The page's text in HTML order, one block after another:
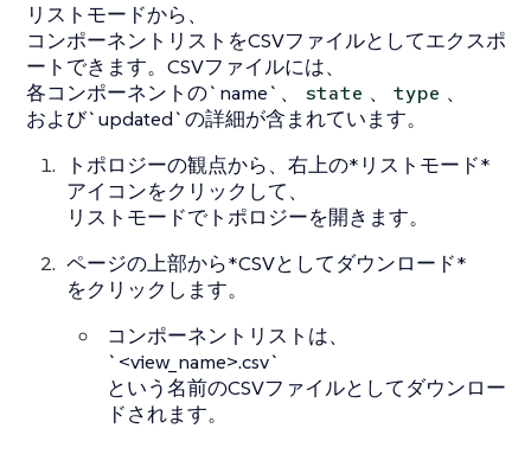
リストモードから、
コンポーネントリストをCSVファイルとしてエクスポ
ートできます。CSVファイルには、
各コンポーネントの`name`、
state 、 type 、
および`updated`の詳細が含まれています。
トポロジーの観点から、右上の*リストモード*
アイコンをクリックして、
リストモードでトポロジーを開きます。
ページの上部から*CSVとしてダウンロード*
をクリックします。
コンポーネントリストは、
`<view_name>.csv`
という名前のCSVファイルとしてダウンロー
ドされます。